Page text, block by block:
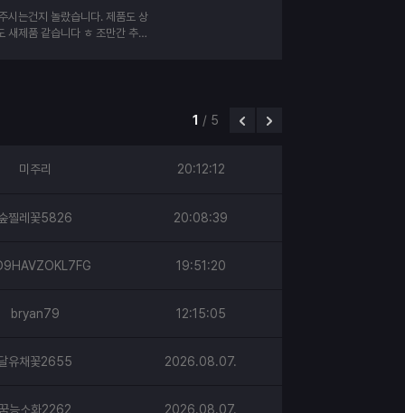
시는건지 놀랐습니다. 제품도 상
새제품 같습니다 ㅎ 조만간 추가
1 / 5
미주리 20:12:12
찔레꽃5826 20:08:39
19:51:20
bryan79 12:15:05
유채꽃2655 2026.08.07.
꿈능소화2262 2026.08.07.